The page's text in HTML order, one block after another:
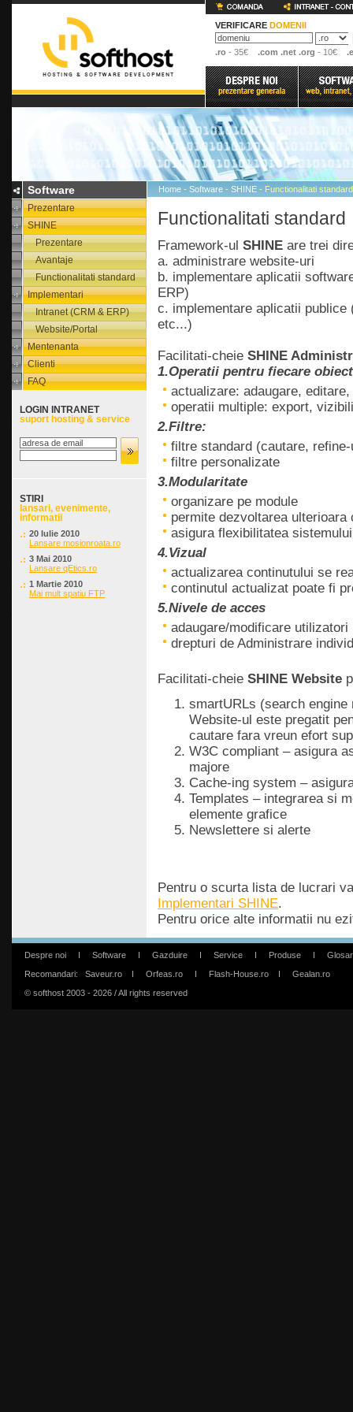
VERIFICARE DOMENII
.ro - 35€ .com .net .org - 10€
Software
Prezentare
SHINE
Prezentare
Avantaje
Functionalitati standard
Implementari
Intranet (CRM & ERP)
Website/Portal
Mentenanta
Clienti
FAQ
LOGIN INTRANET
suport hosting & service
STIRI
lansari, evenimente,
informatii
20 Iulie 2010
Lansare mosionroata.ro
3 Mai 2010
Lansare qEtics.ro
1 Martie 2010
Mai mult spatiu FTP
Home - Software - SHINE - Functionalitati standard
Functionalitati standard
Framework-ul SHINE are trei
a. administrare website-uri
b. implementare aplicatii
ERP)
c. implementare aplicatii
etc...)
Facilitati-cheie SHINE
1.Operatii pentru fiecare
actualizare: adaugare,
operatii multiple: export,
2.Filtre:
filtre standard (cautare,
filtre personalizate
3.Modularitate
organizare pe module
permite dezvoltarea ulterioara
asigura flexibilitatea sistemului
4.Vizual
actualizarea continutului se
continutul actualizat poate fi
5.Nivele de acces
adaugare/modificare
drepturi de Administrare
Facilitati-cheie SHINE Website
smartURLs (search engine
Website-ul este pregatit
cautare fara vreun efort
W3C compliant – asigura
majore
Cache-ing system –
Templates – integrarea si
elemente grafice
Newslettere si alerte
Pentru o scurta lista de lucrari
Implementari SHINE.
Pentru orice alte informatii nu
Despre noi I Software I Gazduire I Service I Produse I
Glosar
Recomandari: Saveur.ro I Orfeas.ro I Flash-House.ro I
Gealan.ro
© softhost 2003 - 2026 / All rights reserved